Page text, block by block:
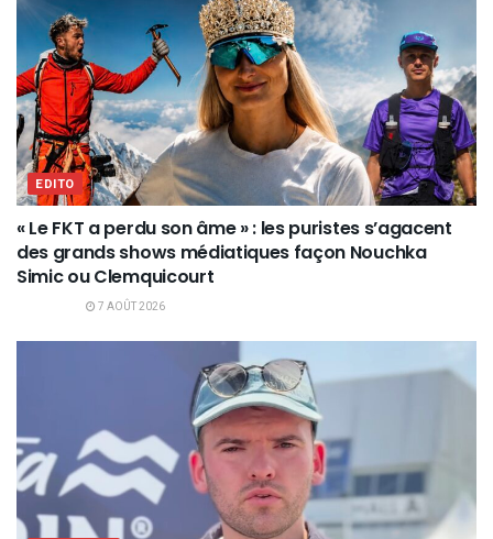
EDITO
« Le FKT a perdu son âme » : les puristes s’agacent
des grands shows médiatiques façon Nouchka
Simic ou Clemquicourt
7 AOÛT 2026